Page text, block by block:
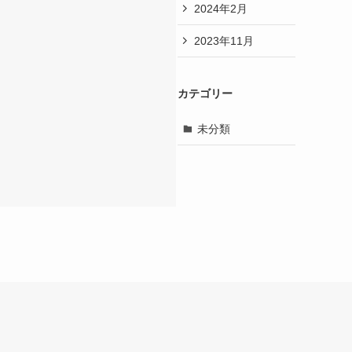
2024年2月
2023年11月
カテゴリー
未分類